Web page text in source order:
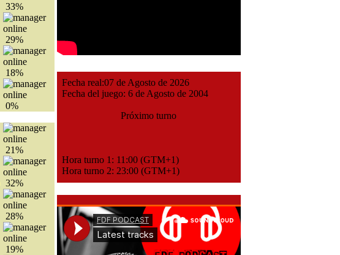
33%
29%
18%
0%
21%
32%
28%
19%
Fecha real:07 de Agosto de 2026
Fecha del juego: 6 de Agosto de 2004
Próximo turno
Hora turno 1: 11:00 (GTM+1)
Hora turno 2: 23:00 (GTM+1)